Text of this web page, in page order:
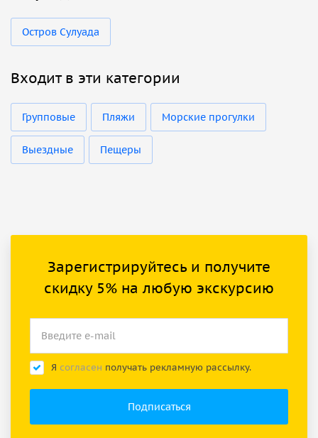
Остров Сулуада
Входит в эти категории
Групповые Пляжи Морские прогулки
Выездные Пещеры
Зарегистрируйтесь и получите
скидку 5% на любую экскурсию
Я согласен получать рекламную рассылку.